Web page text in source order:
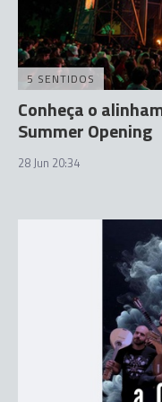
5 SENTIDOS
Conheça o
Summer Opening
28 Jun 20:34